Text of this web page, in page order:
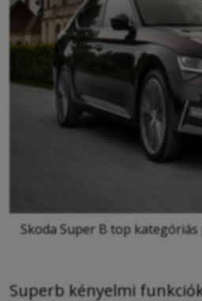
Skoda Super B top
Superb kényelmi